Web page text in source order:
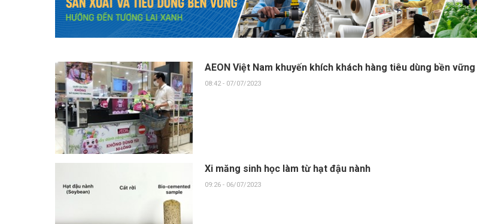
AEON Việt Nam khuyến khích khách hàng tiêu dùng bền vững
08:42 - 07/07/2023
Xi măng sinh học làm từ hạt đậu nành
09:26 - 06/07/2023